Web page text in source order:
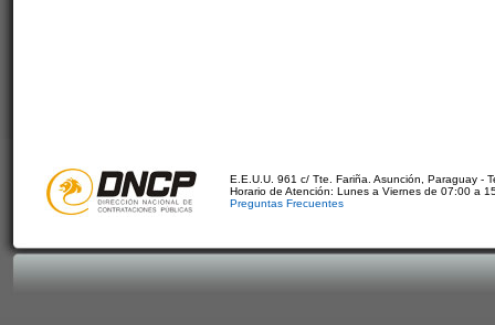
E.E.U.U. 961 c/ Tte. Fariña. Asunción, Paraguay -
Horario de Atención: Lunes a Viernes de 07:00 a
Preguntas Frecuentes